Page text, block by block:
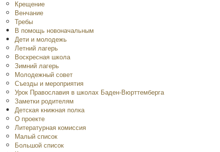
Крещение
Венчание
Требы
В помощь новоначальным
Дети и молодежь
Летний лагерь
Воскресная школа
Зимний лагерь
Молодежный совет
Съезды и мероприятия
Урок Православия в школах Баден-Вюрттемберга
Заметки родителям
Детская книжная полка
O проекте
Литературная комиссия
Малый список
Большой список